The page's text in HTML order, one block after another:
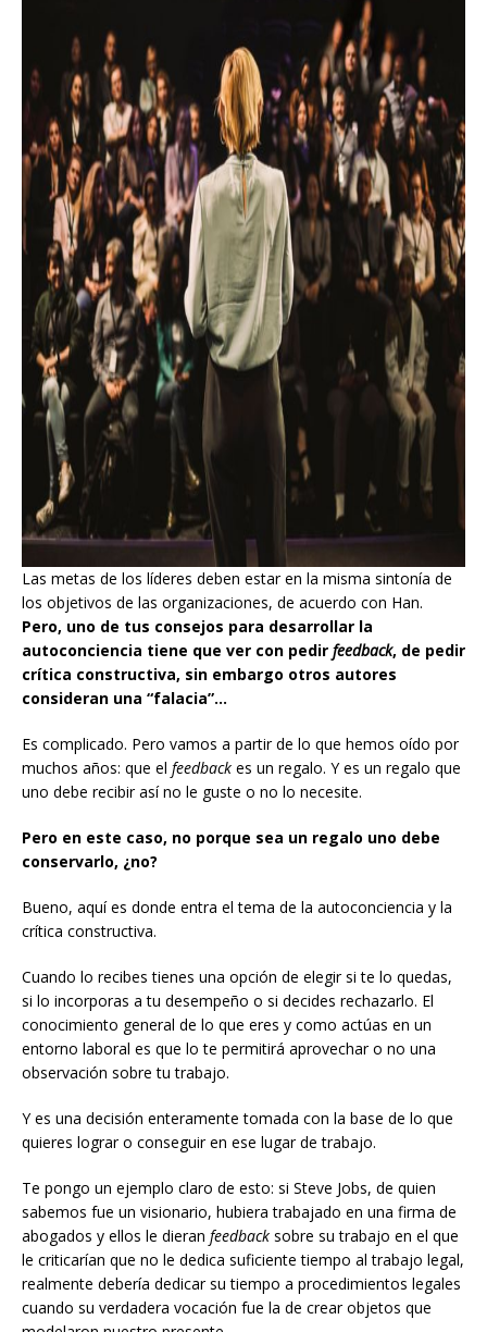
Las metas de los líderes deben estar en la misma sintonía de
los objetivos de las organizaciones, de acuerdo con Han.
Pero, uno de tus consejos para desarrollar la
autoconciencia tiene que ver con pedir feedback, de pedir
crítica constructiva, sin embargo otros autores
consideran una “falacia”…
Es complicado. Pero vamos a partir de lo que hemos oído por
muchos años: que el feedback es un regalo. Y es un regalo que
uno debe recibir así no le guste o no lo necesite.
Pero en este caso, no porque sea un regalo uno debe
conservarlo, ¿no?
Bueno, aquí es donde entra el tema de la autoconciencia y la
crítica constructiva.
Cuando lo recibes tienes una opción de elegir si te lo quedas,
si lo incorporas a tu desempeño o si decides rechazarlo. El
conocimiento general de lo que eres y como actúas en un
entorno laboral es que lo te permitirá aprovechar o no una
observación sobre tu trabajo.
Y es una decisión enteramente tomada con la base de lo que
quieres lograr o conseguir en ese lugar de trabajo.
Te pongo un ejemplo claro de esto: si Steve Jobs, de quien
sabemos fue un visionario, hubiera trabajado en una firma de
abogados y ellos le dieran feedback sobre su trabajo en el que
le criticarían que no le dedica suficiente tiempo al trabajo legal,
realmente debería dedicar su tiempo a procedimientos legales
cuando su verdadera vocación fue la de crear objetos que